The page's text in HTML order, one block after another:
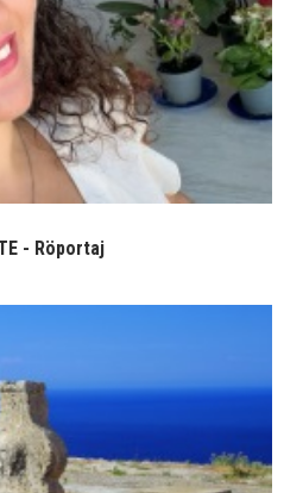
- Röportaj